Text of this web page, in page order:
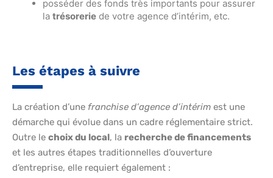
posséder des fonds très importants pour assurer
la trésorerie de votre agence d’intérim, etc.
Les étapes à suivre
La création d’une franchise d’agence d’intérim est une
démarche qui évolue dans un cadre réglementaire strict.
Outre le choix du local, la recherche de financements
et les autres étapes traditionnelles d’ouverture
d’entreprise, elle requiert également :